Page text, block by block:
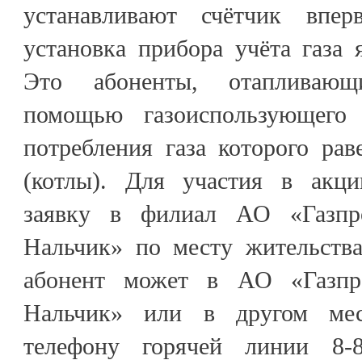
устанавливают счётчик
установка прибора учёта газа
Это абоненты,
помощью газоиспользующего
потребления газа которого
(котлы). Для участия в
заявку в филиал АО
Нальчик» по месту
абонент может в АО
Нальчик» или в другом
телефону горячей линии 8-